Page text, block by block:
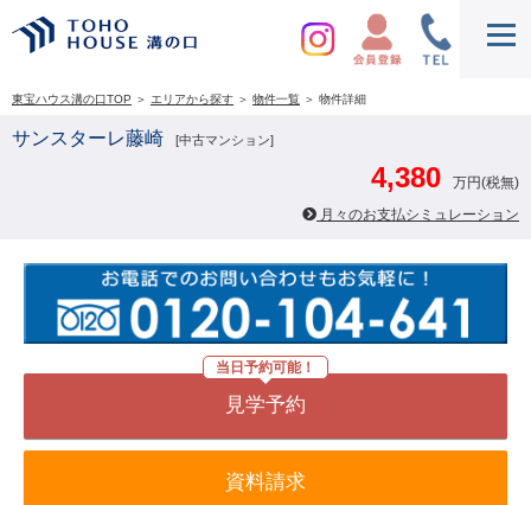
東宝ハウス溝の口TOP ＞ エリアから探す ＞ 物件一覧 ＞ 物件詳細
サンスターレ藤崎 [中古マンション]
4,380
万円(税無)
月々のお支払シミュレーション
当日予約可能！
見学予約
資料請求